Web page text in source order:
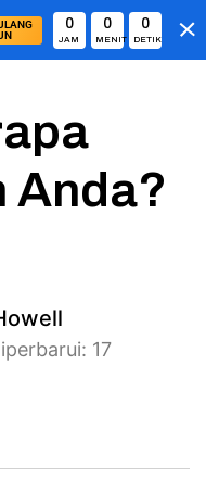
0
JAM
0
MENIT
0
DETIK
Anda?
17